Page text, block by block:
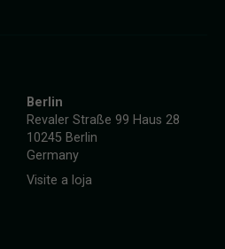
Berlin
Revaler Straße 99 Haus 28
10245 Berlin
Germany
Visite a loja